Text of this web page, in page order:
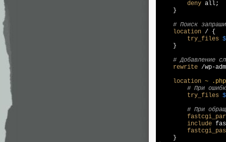
deny all;
    }
# Поиск
location / {
try_files
    }
# Добавление
rewrite /wp-
location ~
# При
try_files
# При
include
    }